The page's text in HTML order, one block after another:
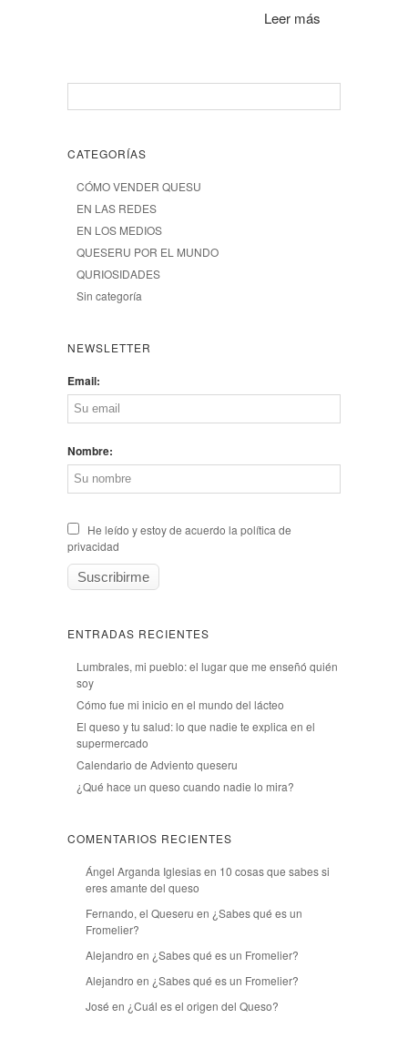
Leer más
CATEGORÍAS
CÓMO VENDER QUESU
EN LAS REDES
EN LOS MEDIOS
QUESERU POR EL MUNDO
QURIOSIDADES
Sin categoría
NEWSLETTER
Email:
Nombre:
He leído y estoy de acuerdo la política de
privacidad
ENTRADAS RECIENTES
Lumbrales, mi pueblo: el lugar que me enseñó quién
soy
Cómo fue mi inicio en el mundo del lácteo
El queso y tu salud: lo que nadie te explica en el
supermercado
Calendario de Adviento queseru
¿Qué hace un queso cuando nadie lo mira?
COMENTARIOS RECIENTES
Ángel Arganda Iglesiasen 10 cosas que sabes si
eres amante del queso
Fernando, el Queseru en ¿Sabes qué es un
Fromelier?
Alejandro en ¿Sabes qué es un Fromelier?
Alejandro en ¿Sabes qué es un Fromelier?
José en ¿Cuál es el origen del Queso?